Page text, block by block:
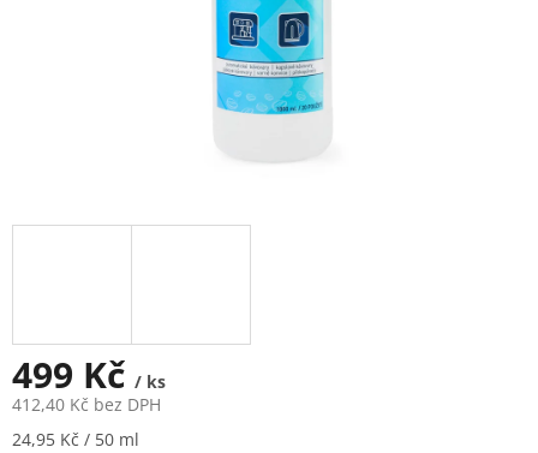
499 Kč / ks
412,40 Kč bez DPH
Měrná
24,95 Kč / 50 ml